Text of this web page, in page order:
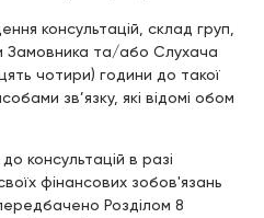
консультацій, склад груп,
та/або Слухача
чотири) години до такої
зв’язку, які відомі обом
консультацій в разі
фінансових зобов'язань
Розділом 8